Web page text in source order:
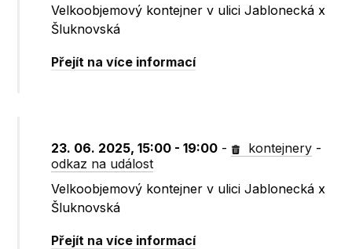
Velkoobjemový kontejner v ulici Jablonecká x
Šluknovská
Přejít na více informací
23. 06. 2025, 15:00 - 19:00 - kontejnery -
odkaz na událost
Velkoobjemový kontejner v ulici Jablonecká x
Šluknovská
Přejít na více informací